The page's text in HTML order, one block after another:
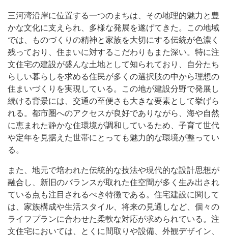
三河湾沿岸に位置する一つのまちは、その地理的魅力と豊
かな文化に支えられ、多様な発展を遂げてきた。
この地域
では、ものづくりの精神と家族を大切にする伝統が色濃く
残っており、住まいに対するこだわりもまた深い。特に注
文住宅の建設が盛んな土地として知られており、自分たち
らしい暮らしを求める住民が多くの選択肢の中から理想の
住まいづくりを実現している。この地が建設分野で発展し
続ける背景には、交通の至便さも大きな要素として挙げら
れる。都市圏へのアクセスが良好でありながら、海や自然
に恵まれた静かな住環境が調和しているため、子育て世代
や定年を見据えた世帯にとっても魅力的な環境が整ってい
る。
また、地元で培われた伝統的な技法や現代的な設計思想が
融合し、新旧のバランスが取れた住空間が多く生み出され
ている点も注目されるべき特徴である。住宅建設に関して
は、家族構成や生活スタイル、将来の見通しなど、個々の
ライフプランに合わせた柔軟な対応が求められている。注
文住宅においては、とくに間取りや設備、外観デザイン、